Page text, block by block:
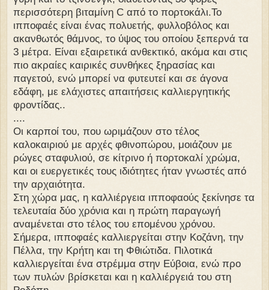
περισσότερη βιταμίνη C από το πορτοκάλι.Το
ιπποφαές είναι ένας πολυετής, φυλλοβόλος και
ακανθωτός θάμνος, το ύψος του οποίου ξεπερνά τα
3 μέτρα. Είναι εξαιρετικά ανθεκτικό, ακόμα και στις
πιο ακραίες καιρικές συνθήκες ξηρασίας και
παγετού, ενώ μπορεί να φυτευτεί και σε άγονα
εδάφη, με ελάχιστες απαιτήσεις καλλιεργητικής
φροντίδας..
....
Οι καρποί του, που ωριμάζουν στο τέλος
καλοκαιριού με αρχές φθινοπώρου, μοιάζουν με
ρώγες σταφυλιού, σε κίτρινο ή πορτοκαλί χρώμα,
και οι ευεργετικές τους ιδιότητες ήταν γνωστές από
την αρχαιότητα.
Στη χώρα μας, η καλλιέργεια ιπποφαούς ξεκίνησε τα
τελευταία δύο χρόνια και η πρώτη παραγωγή
αναμένεται στο τέλος του επομένου χρόνου.
Σήμερα, ιπποφαές καλλιεργείται στην Κοζάνη, την
Πέλλα, την Κρήτη και τη Φθιώτιδα. Πιλοτικά
καλλιεργείται ένα στρέμμα στην Εύβοια, ενώ προ
των πυλών βρίσκεται και η καλλιέργειά του στη